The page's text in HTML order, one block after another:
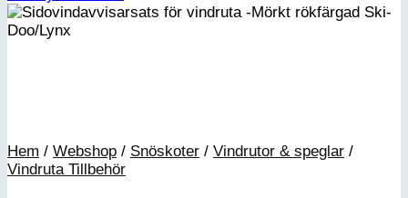
Hem / Webshop / Snöskoter / Vindrutor & speglar /
Vindruta Tillbehör